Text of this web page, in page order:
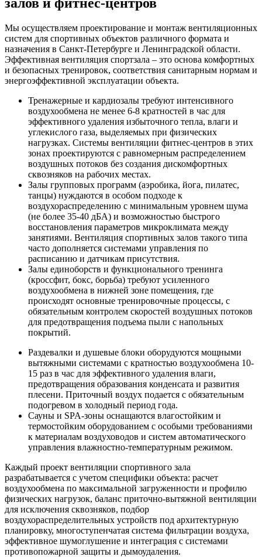
Мы осуществляем проектирование и монтаж вентиляционных
систем для спортивных объектов различного формата и
назначения в Санкт-Петербурге и Ленинградской области.
Эффективная вентиляция спортзала – это основа комфортных
и безопасных тренировок, соответствия санитарным нормам и
энергоэффективной эксплуатации объекта.
Тренажерные и кардиозалы требуют интенсивного
воздухообмена не менее 6-8 кратностей в час для
эффективного удаления избыточного тепла, влаги и
углекислого газа, выделяемых при физических
нагрузках. Системы вентиляции фитнес-центров в этих
зонах проектируются с равномерным распределением
воздушных потоков без создания дискомфортных
сквозняков на рабочих местах.
Залы групповых программ (аэробика, йога, пилатес,
танцы) нуждаются в особом подходе к
воздухораспределению с минимальным уровнем шума
(не более 35-40 дБА) и возможностью быстрого
восстановления параметров микроклимата между
занятиями. Вентиляция спортивных залов такого типа
часто дополняется системами управления по
расписанию и датчикам присутствия.
Залы единоборств и функционального тренинга
(кроссфит, бокс, борьба) требуют усиленного
воздухообмена в нижней зоне помещения, где
происходят основные тренировочные процессы, с
обязательным контролем скоростей воздушных потоков
для предотвращения подъема пыли с напольных
покрытий.
Раздевалки и душевые блоки оборудуются мощными
вытяжными системами с кратностью воздухообмена 10-
15 раз в час для эффективного удаления влаги,
предотвращения образования конденсата и развития
плесени. Приточный воздух подается с обязательным
подогревом в холодный период года.
Сауны и SPA-зоны оснащаются влагостойким и
термостойким оборудованием с особыми требованиями
к материалам воздуховодов и систем автоматического
управления влажностно-температурным режимом.
Каждый проект вентиляции спортивного зала
разрабатывается с учетом специфики объекта: расчет
воздухообмена по максимальной загруженности и профилю
физических нагрузок, баланс приточно-вытяжной вентиляции
для исключения сквозняков, подбор
воздухораспределительных устройств под архитектурную
планировку, многоступенчатая система фильтрации воздуха,
эффективное шумоглушение и интеграция с системами
противопожарной защиты и дымоудаления.